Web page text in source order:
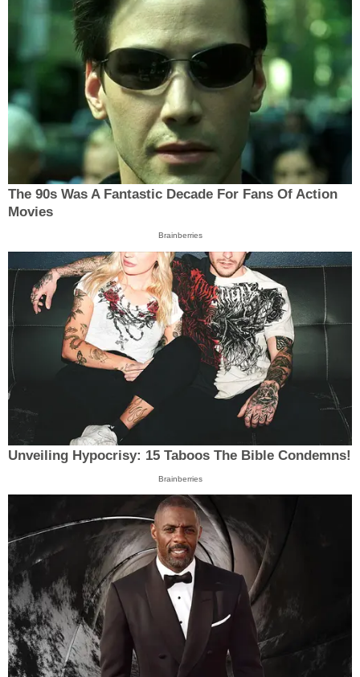
The 90s Was A Fantastic Decade For Fans Of Action
Movies
Brainberries
Unveiling Hypocrisy: 15 Taboos The Bible Condemns!
Brainberries